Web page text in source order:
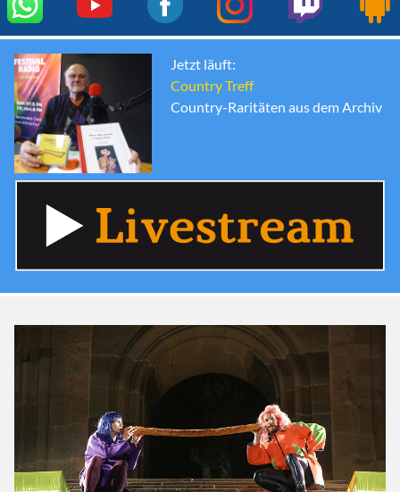
Jetzt läuft:
Country Treff
Country-Raritäten aus dem Archiv